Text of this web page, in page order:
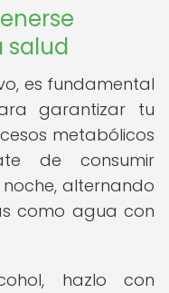
salud
es fundamental
garantizar tu
metabólicos
de consumir
alternando
como agua con
hazlo con